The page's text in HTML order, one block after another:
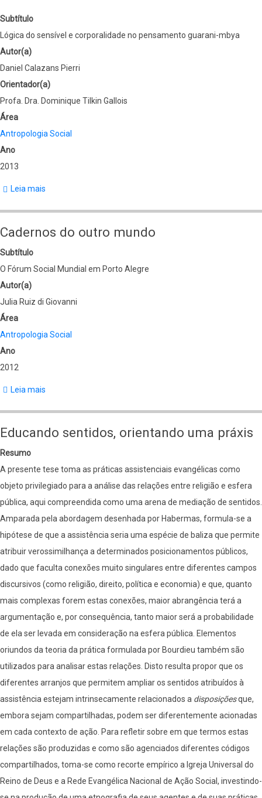
Subtítulo
Lógica do sensível e corporalidade no pensamento guarani-mbya
Autor(a)
Daniel Calazans Pierri
Orientador(a)
Profa. Dra. Dominique Tilkin Gallois
Área
Antropologia Social
Ano
2013
Leia mais
e
imperecível
Cadernos do outro mundo
Subtítulo
O Fórum Social Mundial em Porto Alegre
Autor(a)
Julia Ruiz di Giovanni
Área
Antropologia Social
Ano
2012
Leia mais
outro
Educando sentidos, orientando uma práxis
Resumo
A presente tese toma as práticas assistenciais evangélicas como
objeto privilegiado para a análise das relações entre religião e esfera
pública, aqui compreendida como uma arena de mediação de sentidos.
Amparada pela abordagem desenhada por Habermas, formula-se a
hipótese de que a assistência seria uma espécie de baliza que permite
atribuir verossimilhança a determinados posicionamentos públicos,
dado que faculta conexões muito singulares entre diferentes campos
discursivos (como religião, direito, política e economia) e que, quanto
mais complexas forem estas conexões, maior abrangência terá a
argumentação e, por consequência, tanto maior será a probabilidade
de ela ser levada em consideração na esfera pública. Elementos
oriundos da teoria da prática formulada por Bourdieu também são
utilizados para analisar estas relações. Disto resulta propor que os
diferentes arranjos que permitem ampliar os sentidos atribuídos à
assistência estejam intrinsecamente relacionados a disposiçõesque,
embora sejam compartilhadas, podem ser diferentemente acionadas
em cada contexto de ação. Para refletir sobre em que termos estas
relações são produzidas e como são agenciados diferentes códigos
compartilhados, toma-se como recorte empírico a Igreja Universal do
Reino de Deus e a Rede Evangélica Nacional de Ação Social, investindo-